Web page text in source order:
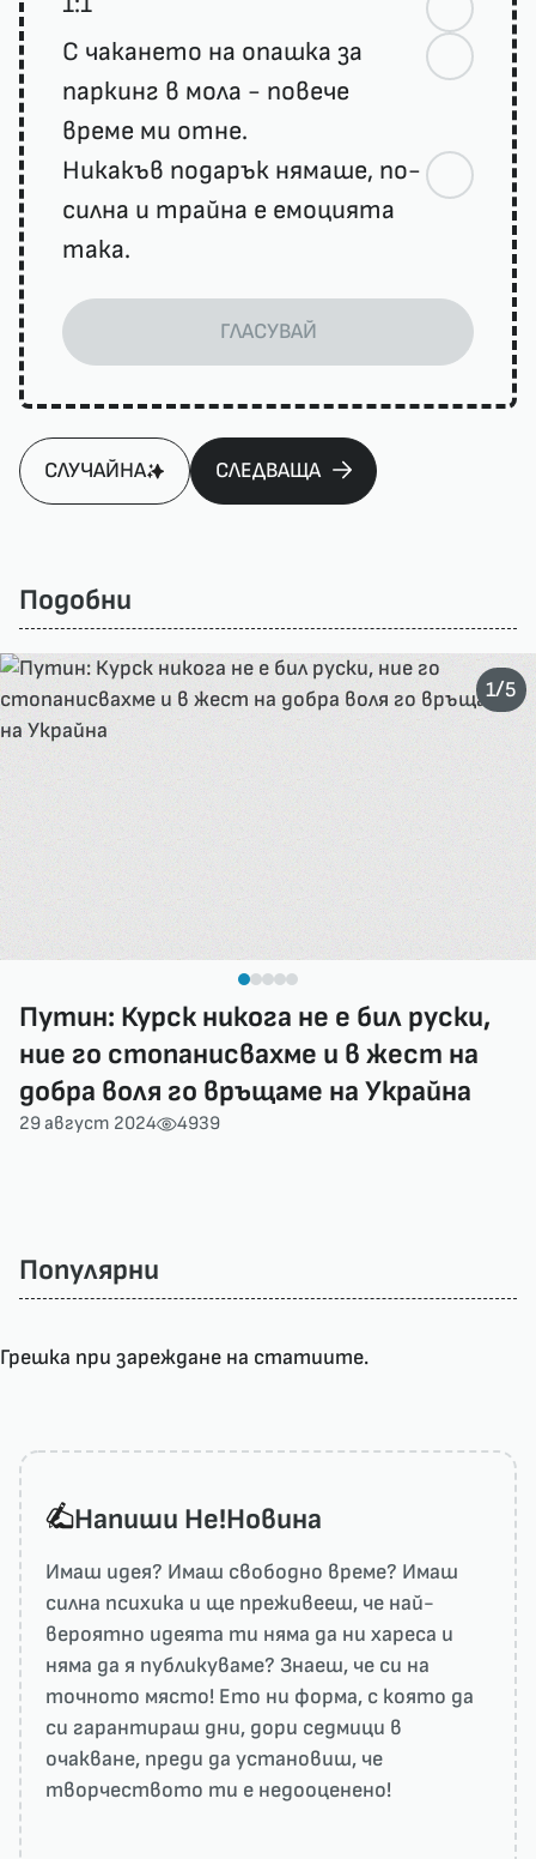
С чакането на опашка за
паркинг в мола - повече
време ми отне.
Никакъв подарък нямаше, по-
силна и трайна е емоцията
така.
ГЛАСУВАЙ
СЛУЧАЙНА СЛЕДВАЩА
Подобни
Путин: Курск никога не е бил руски,
ние го стопанисвахме и в жест на
добра воля го връщаме на Украйна
29 август 2024 4939
1/5
Популярни
Грешка при зареждане на статиите.
Напиши He!Новина
Имаш идея? Имаш свободно време? Имаш
силна психика и ще преживееш, че най-
вероятно идеята ти няма да ни харесa и
няма да я публикуваме? Знаеш, че си на
точното място! Ето ни форма, с която да
си гарантираш дни, дори седмици в
очакване, преди да установиш, че
творчеството ти е недооценено!